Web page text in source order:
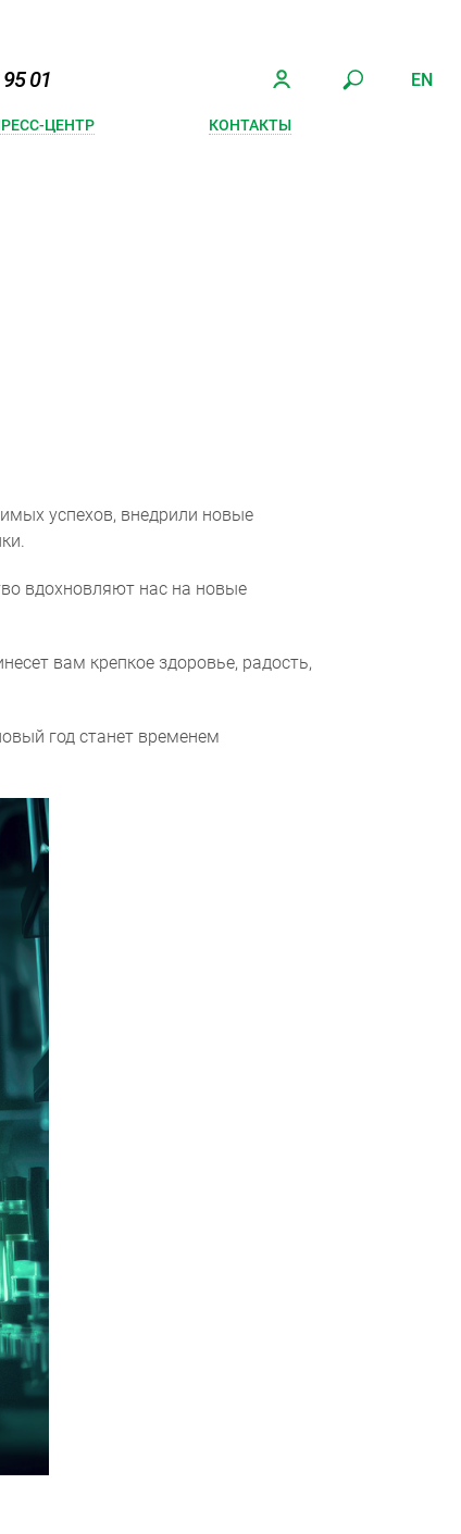
01 EN
ЦЕНТР КОНТАКТЫ
успехов, внедрили новые
вдохновляют нас на новые
вам крепкое здоровье, радость,
год станет временем